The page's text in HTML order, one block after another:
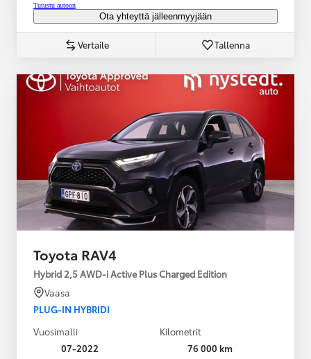
Tutustu autoon
Ota yhteyttä jälleenmyyjään
Vertaile Tallenna
Toyota RAV4
Hybrid 2,5 AWD-i Active Plus Charged Edition
Vaasa
PLUG-IN HYBRIDI
Vuosimalli
07-2022
Kilometrit
76 000 km